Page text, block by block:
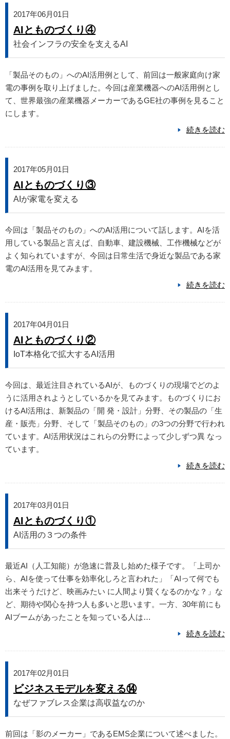
2017年06月01日
AIとものづくり④
社会インフラの安全を支えるAI
「製品そのもの」へのAI活用例として、前回は一般家庭向け家
電の事例を取り上げました。今回は産業機器へのAI活用例とし
て、世界最強の産業機器メーカーであるGE社の事例を見ること
にします。
続きを読む
2017年05月01日
AIとものづくり③
AIが家電を変える
今回は「製品そのもの」へのAI活用について話します。AIを活
用している製品と言えば、自動車、建設機械、工作機械などが
よく知られていますが、今回は日常生活で身近な製品である家
電のAI活用を見てみます。
続きを読む
2017年04月01日
AIとものづくり②
IoT本格化で拡大するAI活用
今回は、最近注目されているAIが、ものづくりの現場でどのよ
うに活用されようとしているかを見てみます。ものづくりにお
けるAI活用は、新製品の「開 発・設計」分野、その製品の「生
産・販売」分野、そして「製品そのもの」の3つの分野で行われ
ています。AI活用状況はこれらの分野によって少しずつ異 なっ
ています。
続きを読む
2017年03月01日
AIとものづくり①
AI活用の３つの条件
最近AI（人工知能）が急速に普及し始めた様子です。「上司か
ら、AIを使って仕事を効率化しろと言われた」「AIって何でも
出来そうだけど、映画みたい に人間より賢くなるのかな？」な
ど、期待や関心を持つ人も多いと思います。一方、30年前にも
AIブームがあったことを知っている人は…
続きを読む
2017年02月01日
ビジネスモデルを変える⑭
なぜファブレス企業は高収益なのか
前回は「影のメーカー」であるEMS企業について述べました。